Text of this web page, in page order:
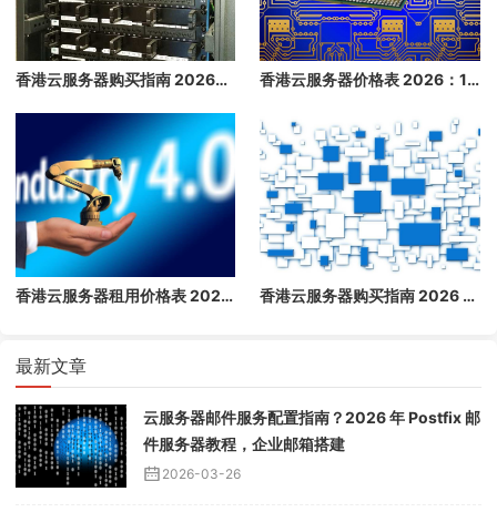
香港云服务器购买指南 2026：免备案高速云主机推荐 香港云服务器价格表 2026：1 核/2 核/4 核/8 核配置每月多少钱？
香港云服务器租用价格表 2026：1 核/2 核/4 核/8 核配置每月多少钱？ 香港云服务器购买指南 2026 - 免备案高速云主机推荐
最新文章
云服务器邮件服务配置指南？2026 年 Postfix 邮
件服务器教程，企业邮箱搭建
2026-03-26